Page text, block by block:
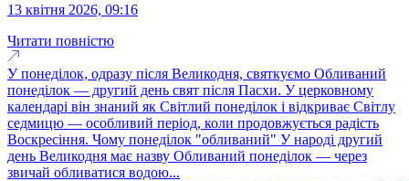
13 квітня 2026, 09:16
Читати повністю
У понеділок, одразу після Великодня, святкуємо Обливаний
понеділок — другий день свят після Пасхи. У церковному
календарі він знаний як Світлий понеділок і відкриває Світлу
седмицю — особливий період, коли продовжується радість
Воскресіння. Чому понеділок "обливаний" У народі другий
день Великодня має назву Обливаний понеділок — через
звичай обливатися водою...